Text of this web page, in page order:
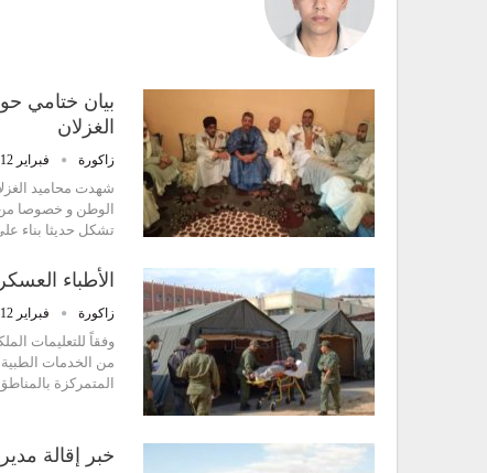
بيان ختامي
الغزلان
زاكورة فبراير 12, 2019
الوطن و خصوصا من
تشكل حديثا بناء
الأطباء
زاكورة فبراير 12, 2019
وفقاً للتعليمات
من الخدمات الطبية
المتمركزة
خبر إقالة